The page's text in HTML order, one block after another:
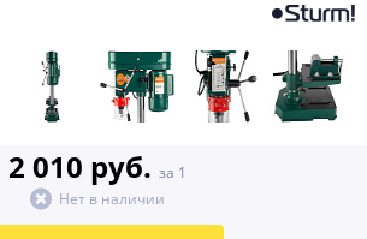
2 010 руб. за 1
Нет в наличии